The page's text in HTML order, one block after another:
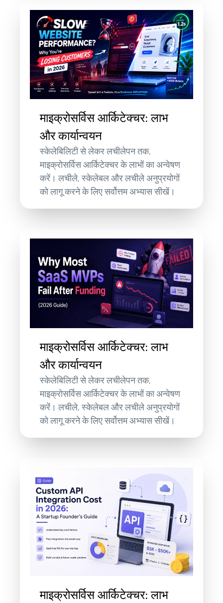
माइक्रोसर्विस आर्किटेक्चर: लाभ
और कार्यान्वयन
स्केलेबिलिटी से लेकर लचीलेपन तक,
माइक्रोसर्विस आर्किटेक्चर के लाभों का अन्वेषण
करें। लचीले, स्केलेबल और लचीले अनुप्रयोगों
को लागू करने के लिए सर्वोत्तम अभ्यास सीखें।
माइक्रोसर्विस आर्किटेक्चर: लाभ
और कार्यान्वयन
स्केलेबिलिटी से लेकर लचीलेपन तक,
माइक्रोसर्विस आर्किटेक्चर के लाभों का अन्वेषण
करें। लचीले, स्केलेबल और लचीले अनुप्रयोगों
को लागू करने के लिए सर्वोत्तम अभ्यास सीखें।
माइक्रोसर्विस आर्किटेक्चर: लाभ